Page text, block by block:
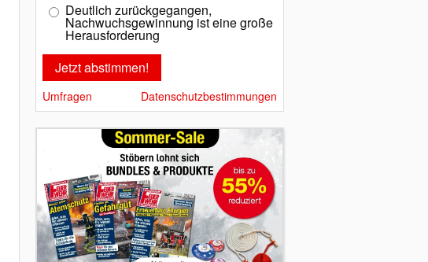
Deutlich zurückgegangen,
Nachwuchsgewinnung ist eine große
Herausforderung
Umfragen Datenschutzbestimmungen